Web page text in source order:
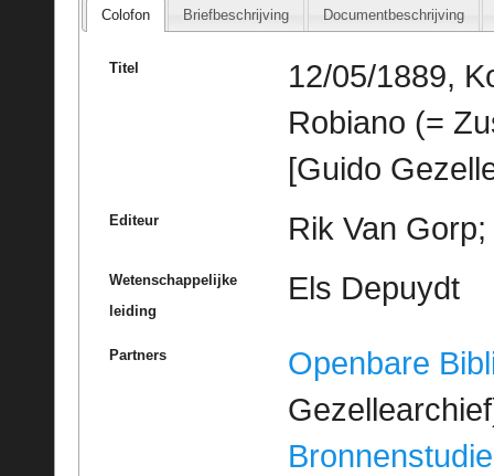
Colofon Briefbeschrijving Documentbeschrijving
Titel
12/05/1889,
Robiano (=
[Guido
Editeur Rik Van
Wetenschappelijke
leiding
Els Depuydt
Partners
Openbare
Bronnenstudie